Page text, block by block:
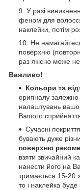
У разі
феном для
наклейки, потім
Не
поверхню
раз якісно може
Важливо!
Кольори та
оригіналу залежно
налаштувань
Вашого
Сучасні
бувають дуже
поверхню
взяти звичайний
нанести його на
тримається 15-20
то і наклейка